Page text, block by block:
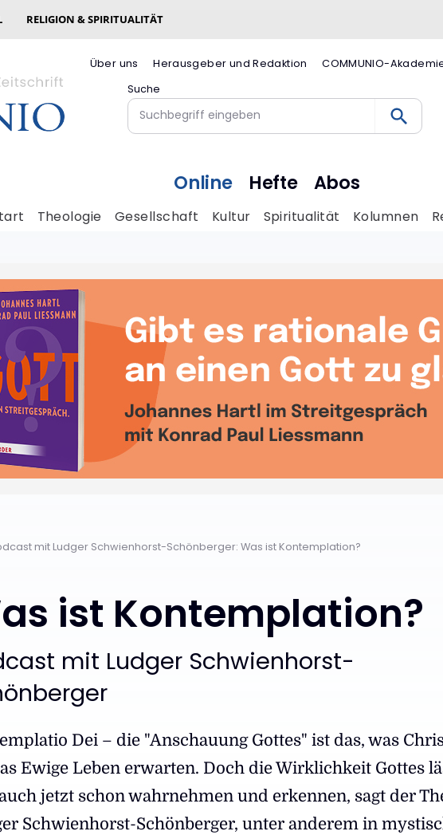
RELIGION & SPIRITUALITÄT
Über uns Herausgeber und Redaktion COMMUNIO-
Suche
Online Hefte Abos
Theologie Gesellschaft Kultur Spiritualität Kolumnen
mit Ludger Schwienhorst-Schönberger: Was ist Kontemplation?
ist Kontemplation?
mit Ludger Schwienhorst-
Dei – die "Anschauung Gottes" ist das, was
Ewige Leben erwarten. Doch die Wirklichkeit Gottes
jetzt schon wahrnehmen und erkennen, sagt der
Schwienhorst-Schönberger, unter anderem in